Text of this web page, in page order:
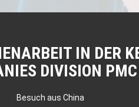
IN DER
DIVISION PMC
Besuch aus China